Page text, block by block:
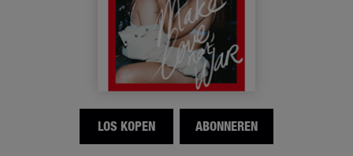
LOS KOPEN ABONNEREN